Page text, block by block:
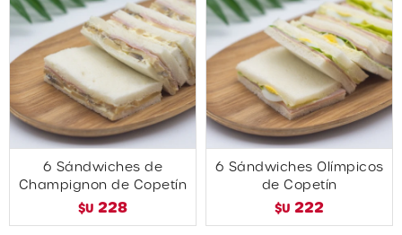
6 Sándwiches de
Champignon de Copetín
$U 228
6 Sándwiches Olímpicos
de Copetín
$U 222